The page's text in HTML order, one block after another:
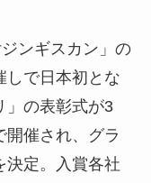
ンギスカン」の
しで日本初とな
」の表彰式が3
開催され、グラ
決定。入賞各社